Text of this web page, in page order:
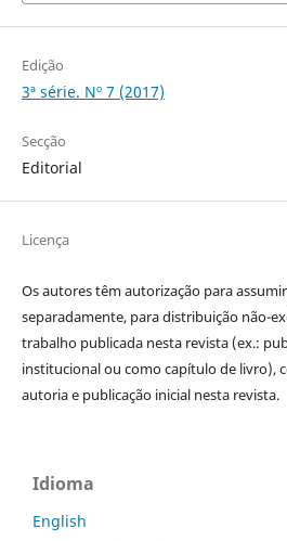
Edição
3ª série. Nº 7 (2017)
Secção
Editorial
Licença
Os autores têm autorização para
separadamente, para distribuição não-
trabalho publicada nesta revista (ex.:
institucional ou como capítulo de livro),
autoria e publicação inicial nesta revista.
Idioma
English